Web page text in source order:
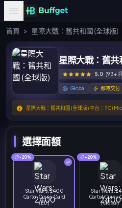
首頁 > 星際大戰：舊共和國 (全球版)
星際大戰：舊共
5.0 (93+
Global 即時交付
星際大戰：舊共和國 (全球版) 平台：PC
選擇面額
-20%
Star Wars: 2400
Cartel Coins Card
(EU)
-20%
Star Wars:
Cartel Coins
(Global)